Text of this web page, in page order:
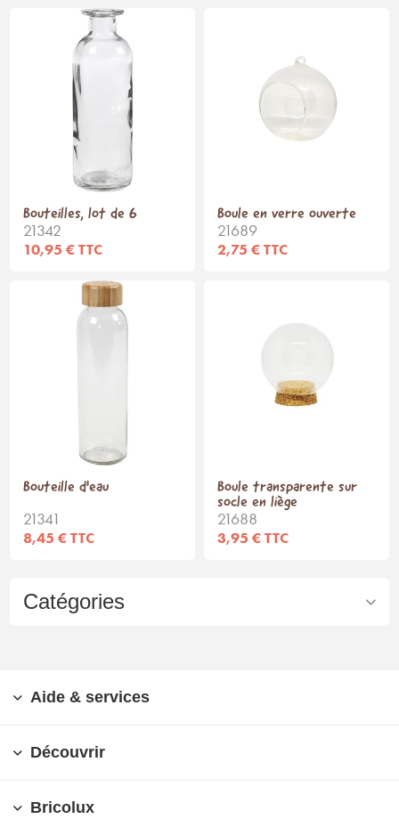
Catégories
Bouteilles, lot de 6
21342
10,95 € TTC
Boule en verre ouverte
21689
2,75 € TTC
Bouteille d'eau
21341
8,45 € TTC
Boule transparente sur
socle en liège
21688
3,95 € TTC
Aide & services
Découvrir
Bricolux